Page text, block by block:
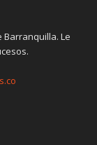
Barranquilla. Le